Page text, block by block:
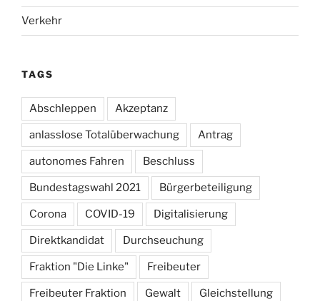
Verkehr
TAGS
Abschleppen Akzeptanz
anlasslose Totalüberwachung Antrag
autonomes Fahren Beschluss
Bundestagswahl 2021 Bürgerbeteiligung
Corona COVID-19 Digitalisierung
Direktkandidat Durchseuchung
Fraktion "Die Linke" Freibeuter
Freibeuter Fraktion Gewalt Gleichstellung